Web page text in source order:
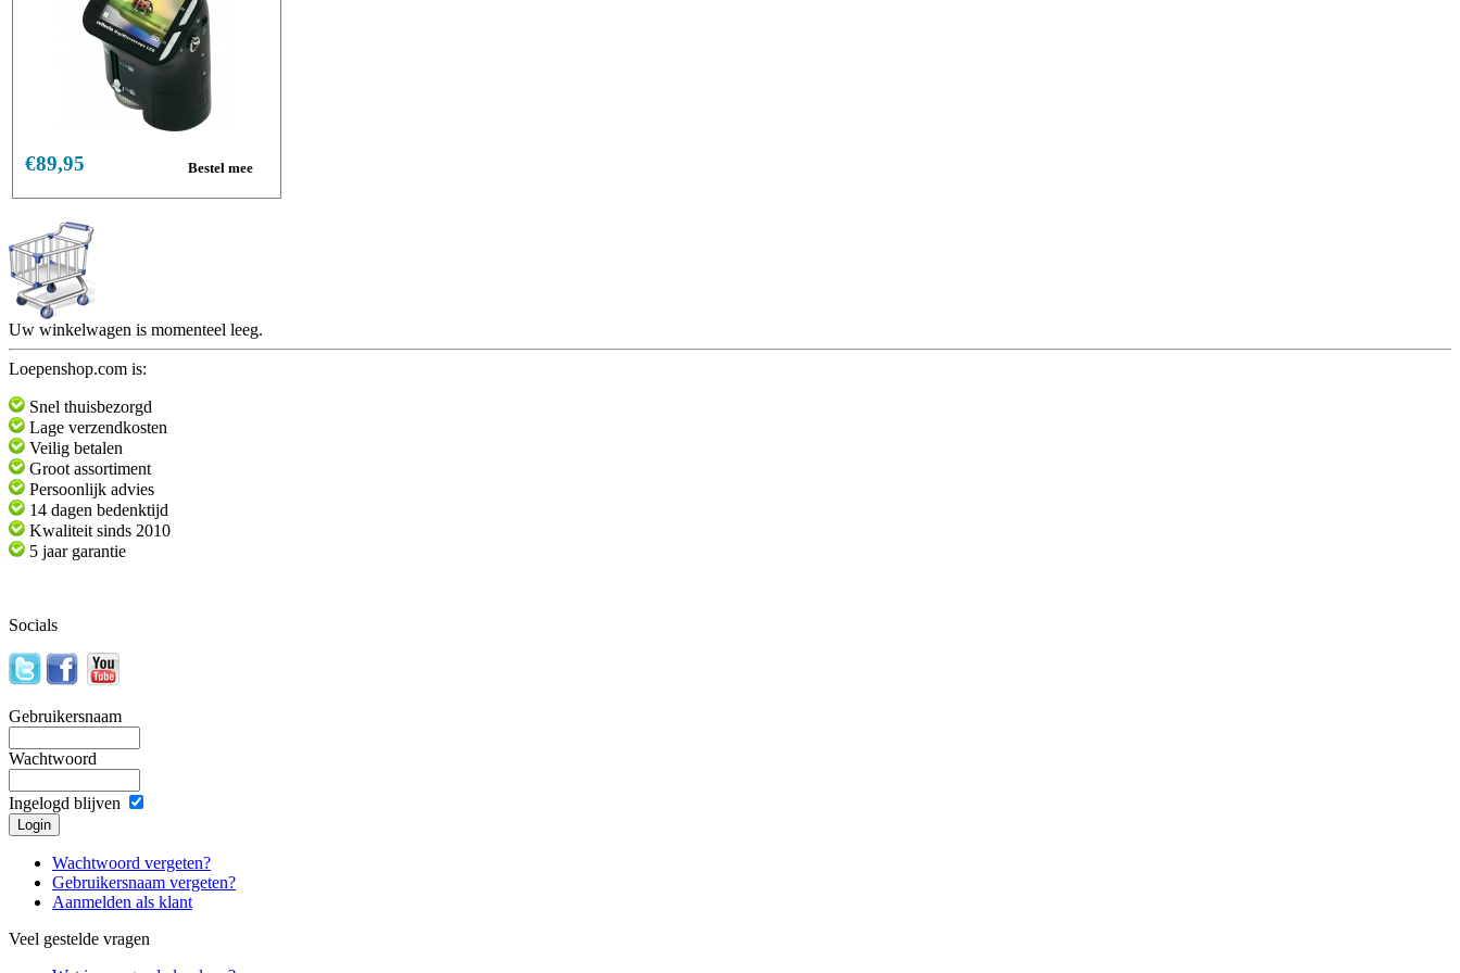
€89,95
Uw winkelwagen is momenteel leeg.
Loepenshop.com is:
Snel thuisbezorgd
Lage verzendkosten
Veilig betalen
Groot assortiment
Persoonlijk advies
14 dagen bedenktijd
Kwaliteit sinds 2010
5 jaar garantie
Socials
Gebruikersnaam
Wachtwoord
Ingelogd blijven
Wachtwoord vergeten?
Gebruikersnaam vergeten?
Aanmelden als klant
Veel gestelde vragen